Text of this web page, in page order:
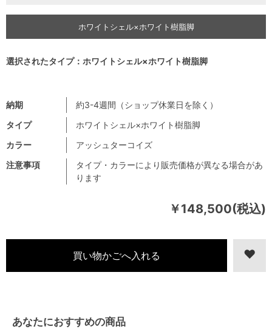
￥148,500(税込)
注意事項
タイプ・カラーにより販売価格が異なる場合があ
ります
納期
約3-4週間（ショップ休業日を除く）
タイプ
ホワイトシェル×ホワイト樹脂脚
カラー
アッシュターコイズ
ホワイトシェル×ホワイト樹脂脚
選択されたタイプ：ホワイトシェル×ホワイト樹脂脚
あなたにおすすめの商品